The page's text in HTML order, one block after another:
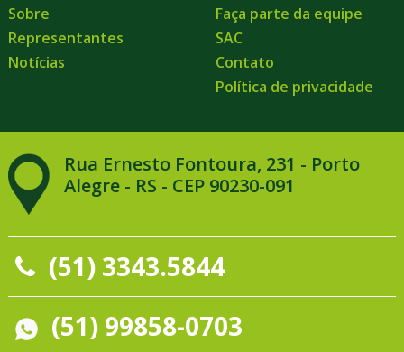
Sobre
Representantes
Notícias
Faça parte da equipe
SAC
Contato
Política de privacidade
Rua Ernesto Fontoura, 231 - Porto
Alegre - RS - CEP 90230-091
(51) 3343.5844
(51) 99858-0703